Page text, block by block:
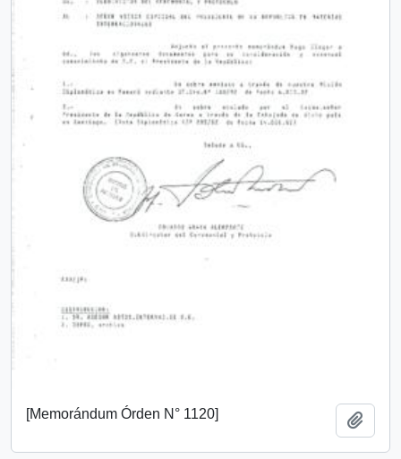
[Memorándum Órden N° 1120]